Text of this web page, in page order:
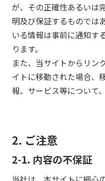
が、その正確性あるいは
明及び保証するものでは
いる情報は事前に通知す
ります。
また、当サイトからリン
イトに移動された場合、
報、サービス等について
2. ご注意
2-1. 内容の不保証